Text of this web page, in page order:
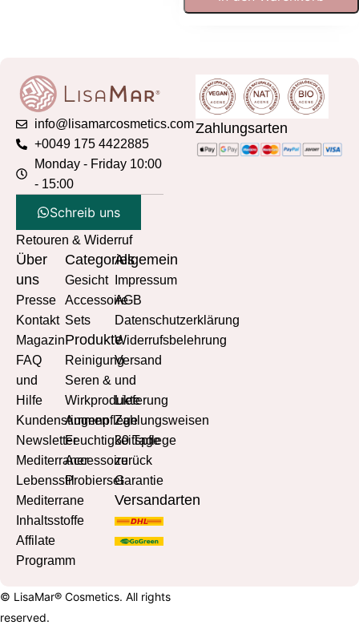
info@lisamarcosmetics.com
+0049 175 4422885
Monday - Friday 10:00
- 15:00
Schreib uns
Retouren & Widerruf
Über
uns
Presse
Kontakt
Magazin
FAQ
und
Hilfe
Kundenstimmen
Newsletter
Mediterraner
Lebensstil
Mediterrane
Inhaltsstoffe
Affilate
Programm
Categories
Gesicht
Accessoire
Sets
Produkte
Reinigung
Seren &
Wirkprodukte
Augenpflege
Feuchtigkeitspflege
Accessoire
Probierset
Allgemein
Impressum
AGB
Datenschutzerklärung
Widerrufsbelehrung
Versand
und
Lieferung
Zahlungsweisen
30 Tage
zurück
Garantie
Versandarten
Zahlungsarten
© LisaMar® Cosmetics. All rights
reserved.